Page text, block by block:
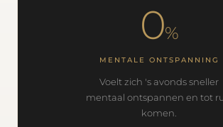
0%
MENTALE ONTSPANNING
Voelt zich 's avonds sneller
mentaal ontspannen en tot
komen.